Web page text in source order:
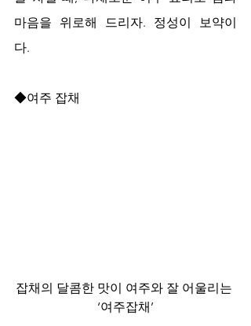
마음을 위로해 드리자. 정성이 보약이
다.
◆여주 잡채
잡채의 달콤한 맛이 여주와 잘 어울리는
‘여주잡채’